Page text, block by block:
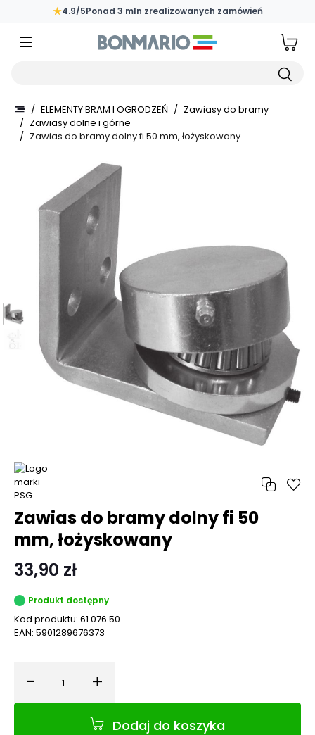
Przejdź do głównej zawartości strony
★4.9/5Ponad 3 mln zrealizowanych zamówień
/ ELEMENTY BRAM I OGRODZEŃ / Zawiasy do bramy
/ Zawiasy dolne i górne
/ Zawias do bramy dolny fi 50 mm, łożyskowany
Zawias do bramy dolny fi 50
mm, łożyskowany
33,90 zł
Produkt dostępny
Kod produktu: 61.076.50
EAN: 5901289676373
- Ilość +
Dodaj do koszyka